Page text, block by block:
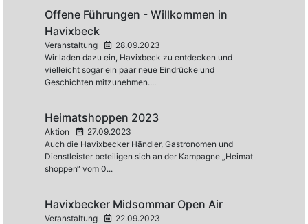
Offene Führungen - Willkommen in
Havixbeck
Veranstaltung
28.09.2023
Wir laden dazu ein, Havixbeck zu entdecken und
vielleicht sogar ein paar neue Eindrücke und
Geschichten mitzunehmen....
Heimatshoppen 2023
Aktion
27.09.2023
Auch die Havixbecker Händler, Gastronomen und
Dienstleister beteiligen sich an der Kampagne „Heimat
shoppen“ vom 0...
Havixbecker Midsommar Open Air
Veranstaltung
22.09.2023